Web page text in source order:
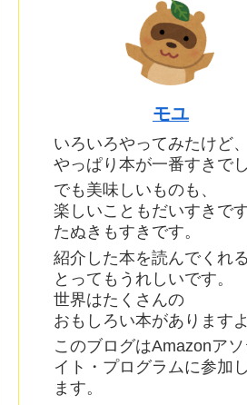
モユ
いろいろやってみたけど、
やっぱり本が一番すきでし
でも美味しいものも、
楽しいこともだいすきです
たぬきもすきです。
紹介した本を読んでくれ
とってもうれしいです。
世界はたくさんの
おもしろい本がありますよ
このブログはAmazonア
イト・プログラムに参加
ます。